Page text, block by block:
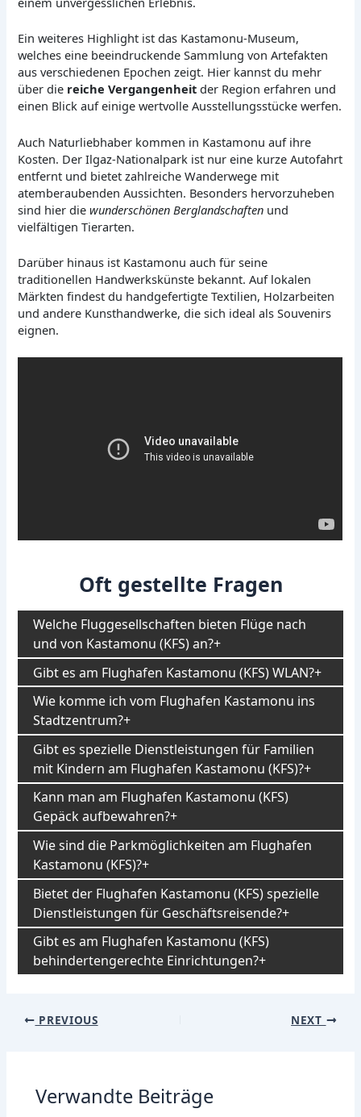
Ein weiteres Highlight ist das Kastamonu-Museum,
welches eine beeindruckende Sammlung von Artefakten
aus verschiedenen Epochen zeigt. Hier kannst du mehr
über die reiche Vergangenheit der Region erfahren und
einen Blick auf einige wertvolle Ausstellungsstücke werfen.
Auch Naturliebhaber kommen in Kastamonu auf ihre
Kosten. Der Ilgaz-Nationalpark ist nur eine kurze Autofahrt
entfernt und bietet zahlreiche Wanderwege mit
atemberaubenden Aussichten. Besonders hervorzuheben
sind hier diewunderschönen Berglandschaften und
vielfältigen Tierarten.
Darüber hinaus ist Kastamonu auch für seine
traditionellen Handwerkskünste bekannt. Auf lokalen
Märkten findest du handgefertigte Textilien, Holzarbeiten
und andere Kunsthandwerke, die sich ideal als Souvenirs
eignen.
Oft gestellte Fragen
Welche Fluggesellschaften bieten Flüge nach
und von Kastamonu (KFS) an?
Gibt es am Flughafen Kastamonu (KFS) WLAN?
Wie komme ich vom Flughafen Kastamonu ins
Stadtzentrum?
Gibt es spezielle Dienstleistungen für Familien
mit Kindern am Flughafen Kastamonu (KFS)?
Kann man am Flughafen Kastamonu (KFS)
Gepäck aufbewahren?
Wie sind die Parkmöglichkeiten am Flughafen
Kastamonu (KFS)?
Bietet der Flughafen Kastamonu (KFS) spezielle
Dienstleistungen für Geschäftsreisende?
Gibt es am Flughafen Kastamonu (KFS)
behindertengerechte Einrichtungen?
Post
PREVIOUS NEXT
Verwandte Beiträge